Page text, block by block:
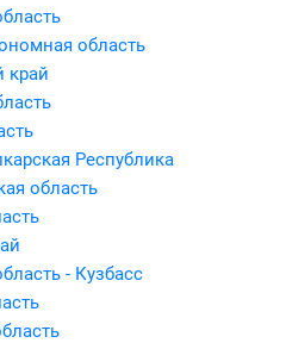
область
край
Республика
область
- Кузбасс